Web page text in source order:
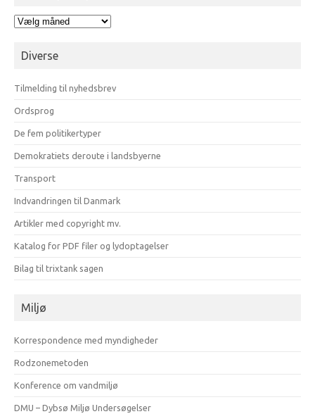
Arkiv
måneder
Diverse
Tilmelding til nyhedsbrev
Ordsprog
De fem politikertyper
Demokratiets deroute i landsbyerne
Transport
Indvandringen til Danmark
Artikler med copyright mv.
Katalog for PDF filer og lydoptagelser
Bilag til trixtank sagen
Miljø
Korrespondence med myndigheder
Rodzonemetoden
Konference om vandmiljø
DMU – Dybsø Miljø Undersøgelser